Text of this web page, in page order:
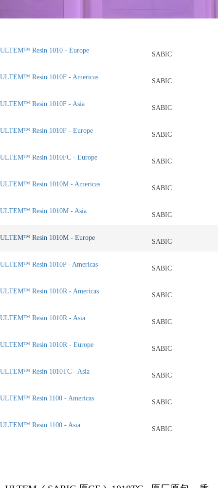
ULTEM™ Resin 1010 - Europe
SABIC
ULTEM™ Resin 1010F - Americas
SABIC
ULTEM™ Resin 1010F - Asia
SABIC
ULTEM™ Resin 1010F - Europe
SABIC
ULTEM™ Resin 1010FC - Europe
SABIC
ULTEM™ Resin 1010M - Americas
SABIC
ULTEM™ Resin 1010M - Asia
SABIC
ULTEM™ Resin 1010M - Europe
SABIC
ULTEM™ Resin 1010P - Americas
SABIC
ULTEM™ Resin 1010R - Americas
SABIC
ULTEM™ Resin 1010R - Asia
SABIC
ULTEM™ Resin 1010R - Europe
SABIC
ULTEM™ Resin 1010TC - Asia
SABIC
ULTEM™ Resin 1100 - Americas
SABIC
ULTEM™ Resin 1100 - Asia
SABIC